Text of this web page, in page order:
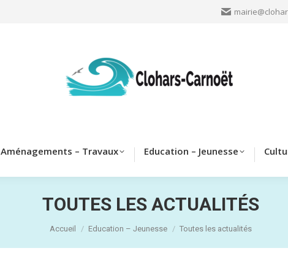
Aménagements – Travaux Education – Jeunesse
TOUTES LES ACTUALITÉS
Vous êtes ici :
Accueil Education – Jeunesse Toutes les actualités
Education –